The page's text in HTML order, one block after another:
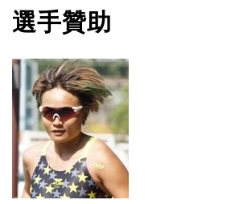
選手贊助